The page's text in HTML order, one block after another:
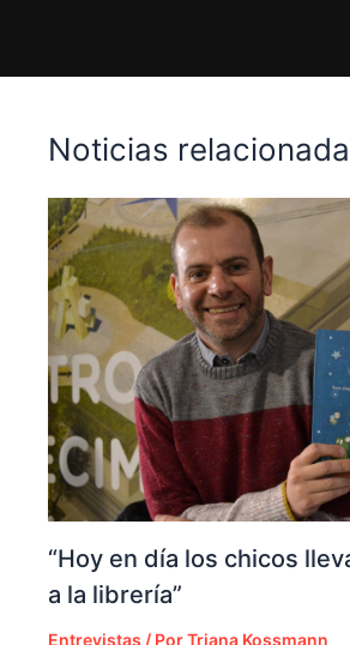
Noticias
“Hoy en día los chicos
a la librería”
Entrevistas / PorTriana Kossmann